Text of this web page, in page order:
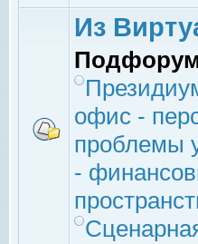
Из
офис -
проблемы
-